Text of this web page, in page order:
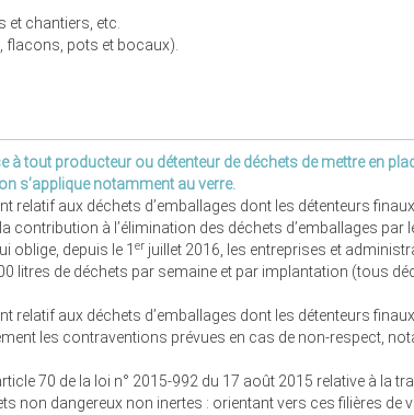
et chantiers, etc.
flacons, pots et bocaux).
à tout producteur ou détenteur de déchets de mettre en
s’applique notamment au verre.
relatif aux déchets d’emballages dont les détenteurs
contribution à l’élimination des déchets d’emballages par
oblige, depuis le 1 er juillet 2016, les entreprises et
litres de déchets par semaine et par implantation (tous
relatif aux déchets d’emballages dont les détenteurs
les contraventions prévues en cas de non-respect,
70 de la loi n° 2015-992 du 17 août 2015 relative à la
non dangereux non inertes : orientant vers ces filières de